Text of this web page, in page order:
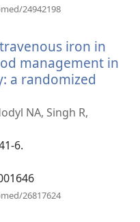
24942198
вікні)
iron in
management in
a randomized
NA, Singh R,
6.
26817624